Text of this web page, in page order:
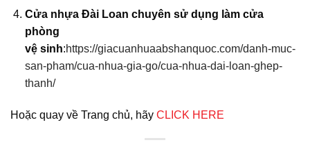
Cửa nhựa Đài Loan chuyên sử dụng làm cửa
phòng
vệ sinh:https://giacuanhuaabshanquoc.com/danh-muc-
san-pham/cua-nhua-gia-go/cua-nhua-dai-loan-ghep-
thanh/
Hoặc quay về Trang chủ, hãy CLICK HERE